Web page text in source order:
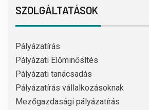
SZOLGÁLTATÁSOK
Pályázatírás
Pályázati Előminősítés
Pályázati tanácsadás
Pályázatírás vállalkozásoknak
Mezőgazdasági pályázatírás